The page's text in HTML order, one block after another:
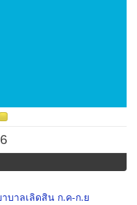
บาลเลิดสิน ก.ค-ก.ย